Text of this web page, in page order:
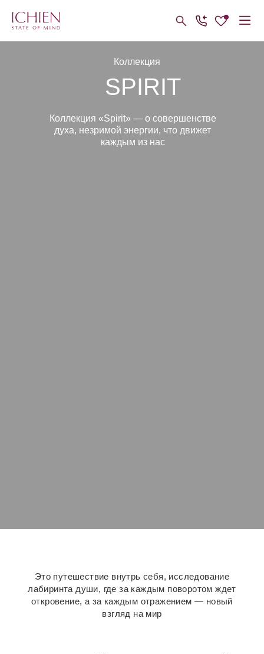
Коллекция
SPIRIT
Коллекция «Spirit» — о совершенстве
духа, незримой энергии, что движет
каждым из нас
Это путешествие внутрь себя, исследование
лабиринта души, где за каждым поворотом ждет
откровение, а за каждым отражением — новый
взгляд на мир